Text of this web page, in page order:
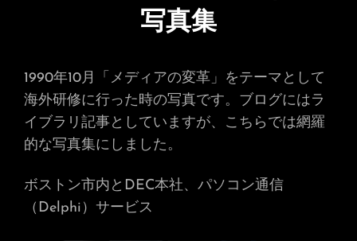
写真集
1990年10月「メディアの変革」をテーマとして
海外研修に行った時の写真です。ブログにはラ
イブラリ記事としていますが、こちらでは網羅
的な写真集にしました。
ボストン市内とDEC本社、パソコン通信
（Delphi）サービス